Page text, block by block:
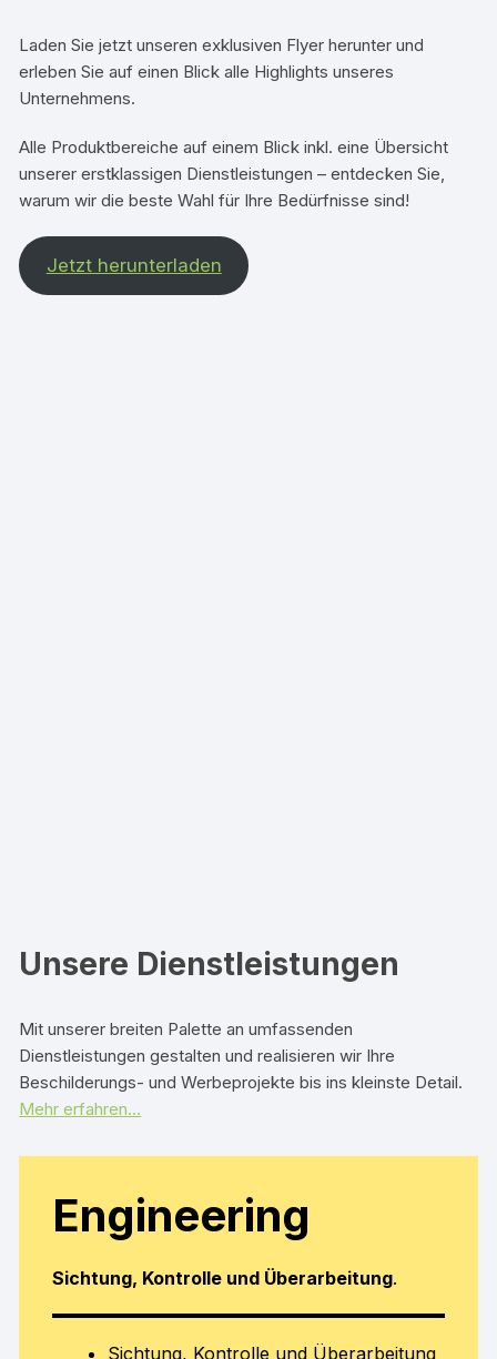
Laden Sie jetzt unseren exklusiven Flyer herunter und
erleben Sie auf einen Blick alle Highlights unseres
Unternehmens.
Alle Produktbereiche auf einem Blick inkl. eine Übersicht
unserer erstklassigen Dienstleistungen – entdecken Sie,
warum wir die beste Wahl für Ihre Bedürfnisse sind!
Jetzt herunterladen
Unsere Dienstleistungen
Mit unserer breiten Palette an umfassenden
Dienstleistungen gestalten und realisieren wir Ihre
Beschilderungs- und Werbeprojekte bis ins kleinste Detail.
Mehr erfahren…
Engineering
Sichtung, Kontrolle und Überarbeitung.
Sichtung, Kontrolle und Überarbeitung